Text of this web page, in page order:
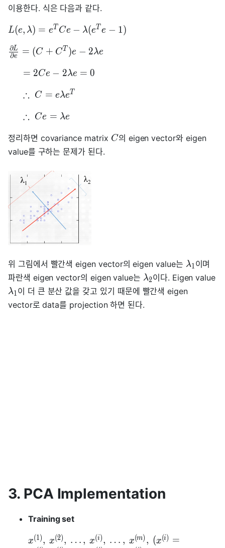
이용한다. 식은 다음과 같다.
L(e, λ) = eT Ce − λ(eT e − 1)
∂e
∂L = (C + CT )e − 2λe
= 2Ce − 2λe = 0
∴ C = eλeT
∴ Ce = λe
정리하면 covariance matrix C의 eigen vector와 eigen
value를 구하는 문제가 된다.
위 그림에서 빨간색 eigen vector의 eigen value는 λ1이며
파란색 eigen vector의 eigen value는 λ2이다. Eigen value
λ1이 더 큰 분산 값을 갖고 있기 때문에 빨간색 eigen
vector로 data를 projection 하면 된다.
3. PCA Implementation
Training set
x(1), x(2), … , x(i), … , x(m) , (x(i) =